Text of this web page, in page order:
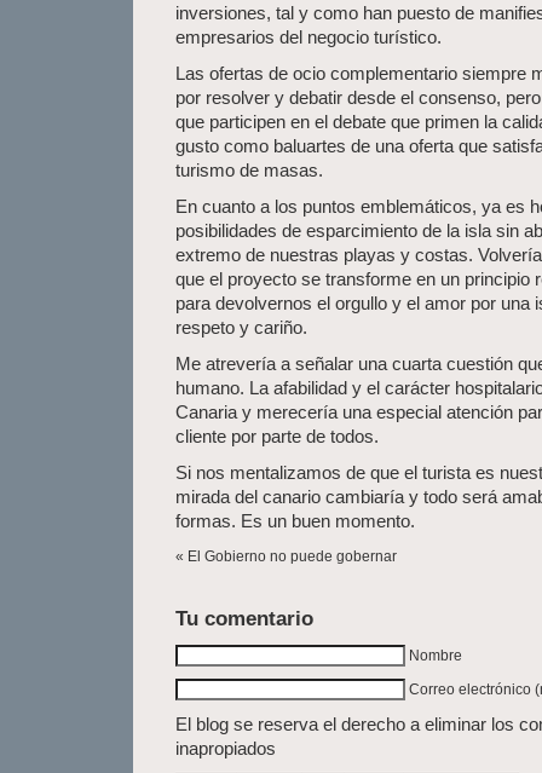
inversiones, tal y como han puesto de
empresarios del negocio turístico.
Las ofertas de ocio complementario siempre
por resolver y debatir desde el consenso,
que participen en el debate que primen la
gusto como baluartes de una oferta que
turismo de masas.
En cuanto a los puntos emblemáticos, ya es
posibilidades de esparcimiento de la isla sin
extremo de nuestras playas y costas.
que el proyecto se transforme en un principio
para devolvernos el orgullo y el amor por una
respeto y cariño.
Me atrevería a señalar una cuarta cuestión
humano. La afabilidad y el carácter
Canaria y merecería una especial atención
cliente por parte de todos.
Si nos mentalizamos de que el turista es
mirada del canario cambiaría y todo será
formas. Es un buen momento.
« El Gobierno no puede gobernar
Tu comentario
Nombre
Correo electrónico
El blog se reserva el derecho a eliminar los
inapropiados